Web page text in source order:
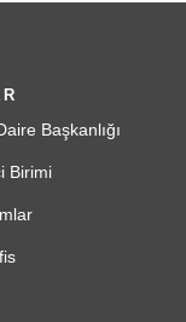
Başkanlığı
Birimi